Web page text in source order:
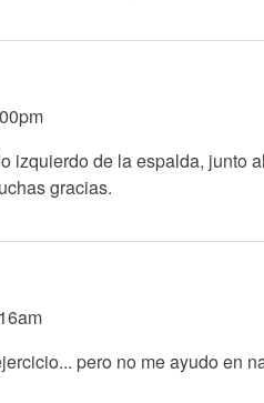
izquierdo de la espalda,
gracias.
pero no me ayudo en